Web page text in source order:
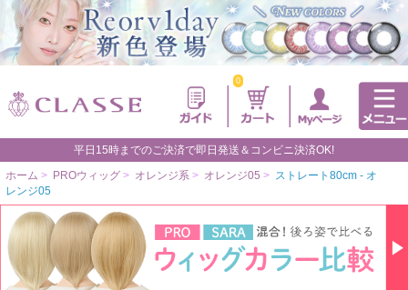
0
平日15時までのご決済で即日発送＆コンビニ決済OK!
ホーム > PROウィッグ > オレンジ系 > オレンジ05 > ストレート80cm - オ
レンジ05